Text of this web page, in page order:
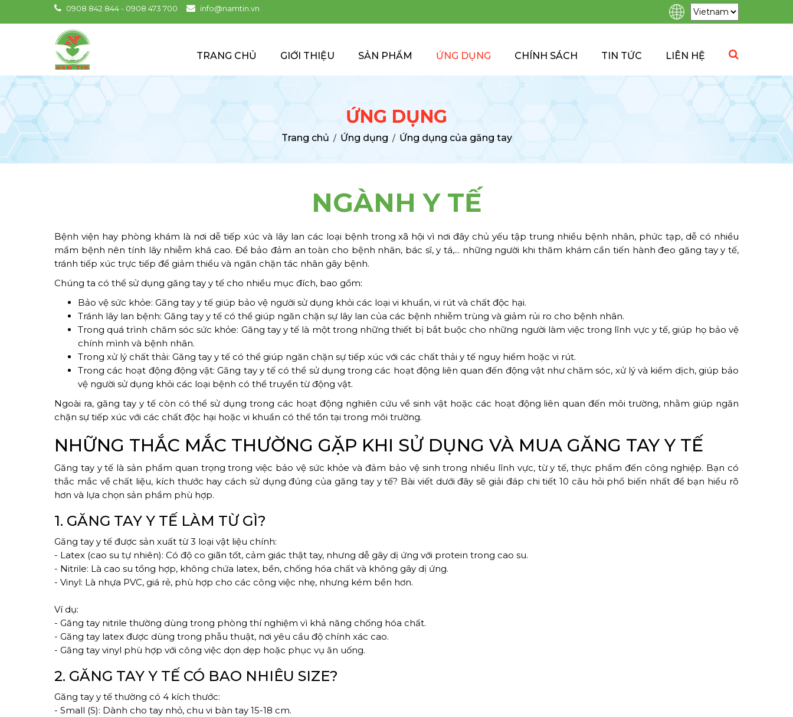
0908 842 844 - 0908 473 700 info@namtin.vn
TRANG CHỦ GIỚI THIỆU SẢN PHẨM ỨNG DỤNG CHÍNH SÁCH TIN TỨC LIÊN HỆ
ỨNG DỤNG
Trang chủ / Ứng dụng / Ứng dụng của găng tay
NGÀNH Y TẾ
Bệnh viện hay phòng khám là nơi dễ tiếp xúc và lây lan các loại bệnh trong xã hội vì nơi đây chủ yếu tập trung nhiều bệnh nhân, phức tạp, dễ có nhiều
mầm bệnh nên tính lây nhiễm khá cao. Để bảo đảm an toàn cho bệnh nhân, bác sĩ, y tá,... những người khi thăm khám cần tiến hành đeo găng tay y tế,
tránh tiếp xúc trực tiếp để giảm thiểu và ngăn chặn tác nhân gây bệnh.
Chúng ta có thể sử dụng găng tay y tế cho nhiều mục đích, bao gồm:
Bảo vệ sức khỏe: Găng tay y tế giúp bảo vệ người sử dụng khỏi các loại vi khuẩn, vi rút và chất độc hại.
Tránh lây lan bệnh: Găng tay y tế có thể giúp ngăn chặn sự lây lan của các bệnh nhiễm trùng và giảm rủi ro cho bệnh nhân.
Trong quá trình chăm sóc sức khỏe: Găng tay y tế là một trong những thiết bị bắt buộc cho những người làm việc trong lĩnh vực y tế, giúp họ bảo vệ
chính mình và bệnh nhân.
Trong xử lý chất thải: Găng tay y tế có thể giúp ngăn chặn sự tiếp xúc với các chất thải y tế nguy hiểm hoặc vi rút.
Trong các hoạt động động vật: Găng tay y tế có thể sử dụng trong các hoạt động liên quan đến động vật như chăm sóc, xử lý và kiểm dịch, giúp bảo
vệ người sử dụng khỏi các loại bệnh có thể truyền từ động vật.
Ngoài ra, găng tay y tế còn có thể sử dụng trong các hoạt động nghiên cứu về sinh vật hoặc các hoạt động liên quan đến môi trường, nhằm giúp ngăn
chặn sự tiếp xúc với các chất độc hại hoặc vi khuẩn có thể tồn tại trong môi trường.
NHỮNG THẮC MẮC THƯỜNG GẶP KHI SỬ DỤNG VÀ MUA GĂNG TAY Y TẾ
Găng tay y tế là sản phẩm quan trọng trong việc bảo vệ sức khỏe và đảm bảo vệ sinh trong nhiều lĩnh vực, từ y tế, thực phẩm đến công nghiệp. Bạn có
thắc mắc về chất liệu, kích thước hay cách sử dụng đúng của găng tay y tế? Bài viết dưới đây sẽ giải đáp chi tiết 10 câu hỏi phổ biến nhất để bạn hiểu rõ
hơn và lựa chọn sản phẩm phù hợp.
1. GĂNG TAY Y TẾ LÀM TỪ GÌ?
Găng tay y tế được sản xuất từ 3 loại vật liệu chính:
- Latex (cao su tự nhiên): Có độ co giãn tốt, cảm giác thật tay, nhưng dễ gây dị ứng với protein trong cao su.
- Nitrile: Là cao su tổng hợp, không chứa latex, bền, chống hóa chất và không gây dị ứng.
- Vinyl: Là nhựa PVC, giá rẻ, phù hợp cho các công việc nhẹ, nhưng kém bền hơn.
Ví dụ:
- Găng tay nitrile thường dùng trong phòng thí nghiệm vì khả năng chống hóa chất.
- Găng tay latex được dùng trong phẫu thuật, nơi yêu cầu độ chính xác cao.
- Găng tay vinyl phù hợp với công việc dọn dẹp hoặc phục vụ ăn uống.
2. GĂNG TAY Y TẾ CÓ BAO NHIÊU SIZE?
Găng tay y tế thường có 4 kích thước:
- Small (S): Dành cho tay nhỏ, chu vi bàn tay 15-18 cm.